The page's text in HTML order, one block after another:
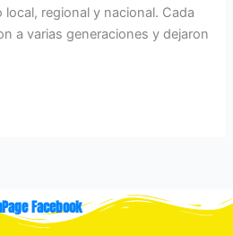
regional y nacional. Cada
a varias generaciones y dejaron
Facebook